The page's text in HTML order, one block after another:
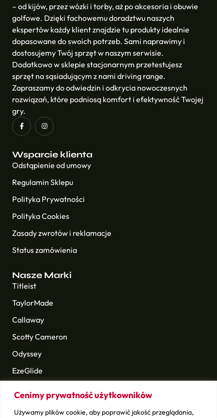
Cenimy prywatność użytkowników
Używamy plików cookie, aby poprawić jakość przeglądania,
– od kijów, przez wózki i torby, aż po akcesoria i obuwie
golfowe. Dzięki fachowemu doradztwu naszych
ekspertów każdy klient znajdzie tu produkty idealnie
dopasowane do swoich potrzeb. Sami naprawimy i
dostosujemy Twój sprzęt w naszym serwisie.
Dodatkowo w sklepie stacjonarnym przetestujesz
sprzęt na sąsiadującym z nami driving range.
Zapraszamy do odwiedzin i odkrycia nowoczesnych
rozwiązań, które podniosą komfort i efektywność Twojej
gry.
Wsparcie klienta
Odstąpienie od umowy
Regulamin Sklepu
Polityka Prywatności
Polityka Cookies
Zasady zwrotów i reklamacje
Status zamówienia
Nasze Marki
Titleist
TaylorMade
Callaway
Scotty Cameron
Odyssey
EzeGlide